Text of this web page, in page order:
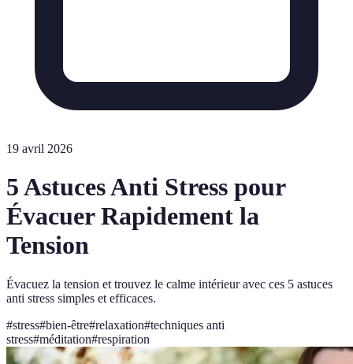
19 avril 2026
5 Astuces Anti Stress pour
Évacuer Rapidement la
Tension
Évacuez la tension et trouvez le calme intérieur avec ces 5 astuces
anti stress simples et efficaces.
#stress#bien-être#relaxation#techniques anti
stress#méditation#respiration